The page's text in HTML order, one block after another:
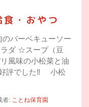
・おやつ
バーベキューソー
ダ ☆スープ（豆
風味の小松菜と油
評でした‼ 小松
者: ことね保育園